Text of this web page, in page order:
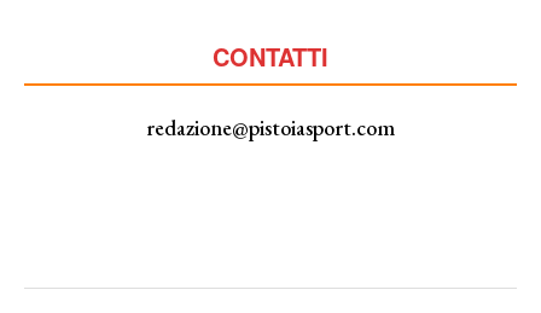
CONTATTI
redazione@pistoiasport.com